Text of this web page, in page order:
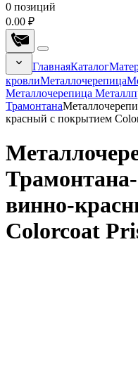
0 позиций
0.00 ₽
ГлавнаяКаталог
кровлиМеталлочерепица
Металлочерепица
Трамонтана
красный с покрытием
винно-
Colorcoat